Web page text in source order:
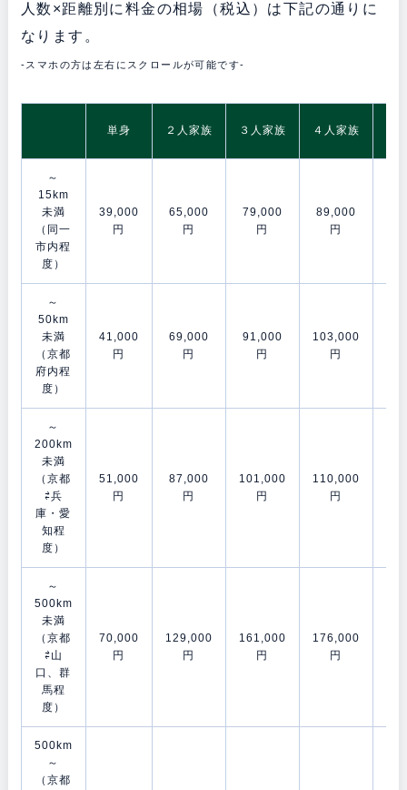
人数×距離別に料金の相場（税込）は下記の通りに
なります。
-スマホの方は左右にスクロールが可能です-
単身 ２人家族 ３人家族 ４人家族
～
15km
未満
（同一
市内程
度）
39,000
円
65,000
円
79,000
円
89,000
円
～
50km
未満
（京都
府内程
度）
41,000
円
69,000
円
91,000
円
103,000
円
～
200km
未満
（京都
⇄兵
庫・愛
知程
度）
51,000
円
87,000
円
101,000
円
110,000
円
～
500km
未満
（京都
⇄山
口、群
馬程
度）
70,000
円
129,000
円
161,000
円
176,000
円
500km
～
（京都